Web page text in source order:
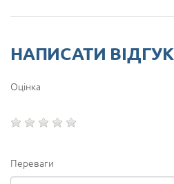
НАПИСАТИ ВІДГУК
Оцінка
Переваги